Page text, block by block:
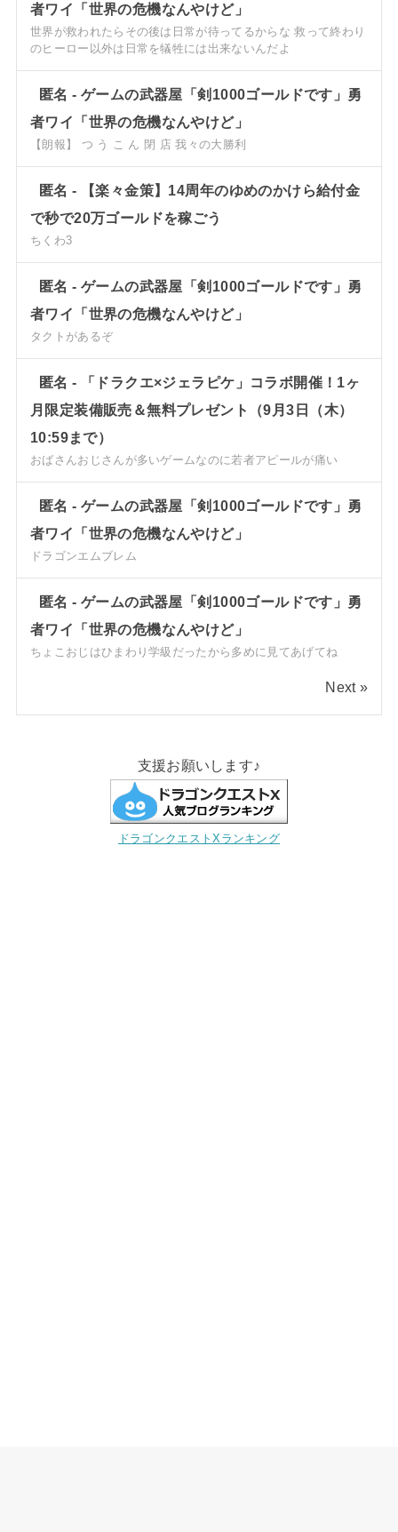
者ワイ「世界の危機なんやけど」
世界が救われたらその後は日常が待ってるからな 救って終わり
のヒーロー以外は日常を犠牲には出来ないんだよ
匿名- ゲームの武器屋「剣1000ゴールドです」勇
者ワイ「世界の危機なんやけど」
【朗報】 つ う こ ん 閉 店 我々の大勝利
匿名-
【楽々金策】14周年のゆめのかけら給付金
で秒で20万ゴールドを稼ごう
ちくわ3
匿名- ゲームの武器屋「剣1000ゴールドです」勇
者ワイ「世界の危機なんやけど」
タクトがあるぞ
匿名-
「ドラクエ×ジェラピケ」コラボ開催！1ヶ
月限定装備販売＆無料プレゼント（9月3日（木）
10:59まで）
おばさんおじさんが多いゲームなのに若者アピールが痛い
匿名- ゲームの武器屋「剣1000ゴールドです」勇
者ワイ「世界の危機なんやけど」
ドラゴンエムブレム
匿名- ゲームの武器屋「剣1000ゴールドです」勇
者ワイ「世界の危機なんやけど」
ちょこおじはひまわり学級だったから多めに見てあげてね
Next »
支援お願いします♪
ドラゴンクエストXランキング